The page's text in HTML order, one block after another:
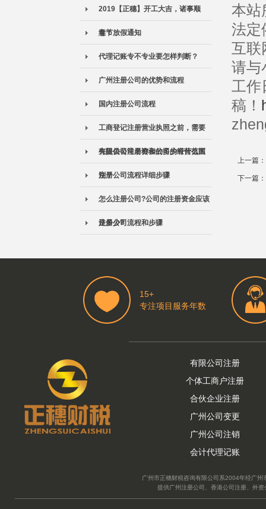
2019【正穗】开工大吉，诸事顺
意！
春节放假通知
代理记账专不专业要怎样判断？
广州注册公司的优势和流程
国内注册公司流程
工商登记注册营业执照之前，需要
先提供公司名称和公司的经营范围
有限公司注册资金的多少有什么区
别？
注册公司流程详细步骤
怎么注册公司?公司的注册资金应该
是多少?
注册公司流程和步骤
本站
法定
互联
请与
工作
稿！
上一篇：
下一篇：
15+
专注项目服务年数
有限公司注册
个体工商户注册
合伙企业注册
广州公司变更
广州公司注销
会计代理记账
广州市正穗财税咨询有限公司系2004年经广
提供广州注册公司、香港公司注册、外